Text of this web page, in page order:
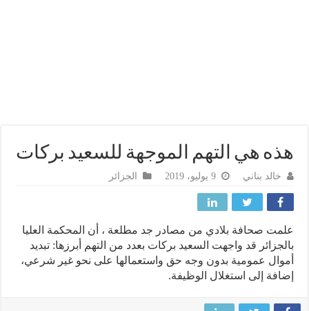
هي التهم الموجهة للسعيد بركات
خالد بناني الجزائر
صحافة بلادي من مصادر جد مطلعة ، أن المحكمة العليا
قد واجهت السعيد بركات بعدد من التهم أبرزها: تبديد
عمومية بدون وجه حق واستعمالها على نحو غير شرعي،
إلى استغلال الوظيفة.